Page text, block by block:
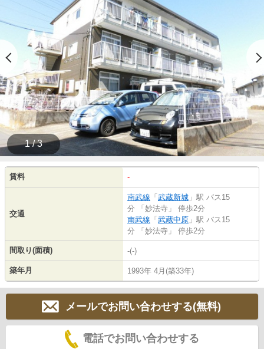
1 / 3
賃料 -
交通
南武線 「 武蔵新城 」駅 バス15
分 「妙法寺」 停歩2分
南武線 「 武蔵中原 」駅 バス15
分 「妙法寺」 停歩2分
間取り(面積) -(-)
築年月 1993年 4月(築33年)
メールでお問い合わせする(無料)
電話でお問い合わせする